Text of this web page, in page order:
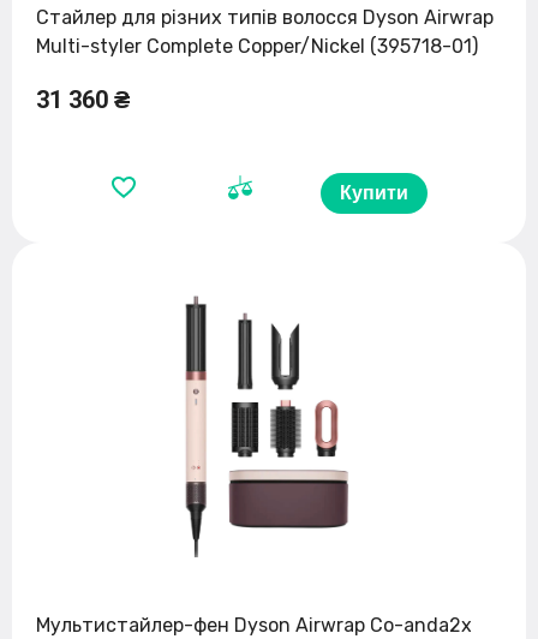
Стайлер для різних типів волосся Dyson Airwrap
Multi-styler Complete Copper/Nickel (395718-01)
31 360 ₴
Купити
Мультистайлер-фен Dyson Airwrap Co-anda2x